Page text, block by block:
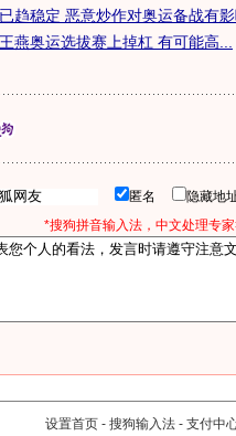
趋稳定 恶意炒作对奥运备战有
燕奥运选拔赛上掉杠 有可能高...
匿名 隐藏地
*搜狗拼音输入法，中文处理专
设置首页 - 搜狗输入法 - 支付中